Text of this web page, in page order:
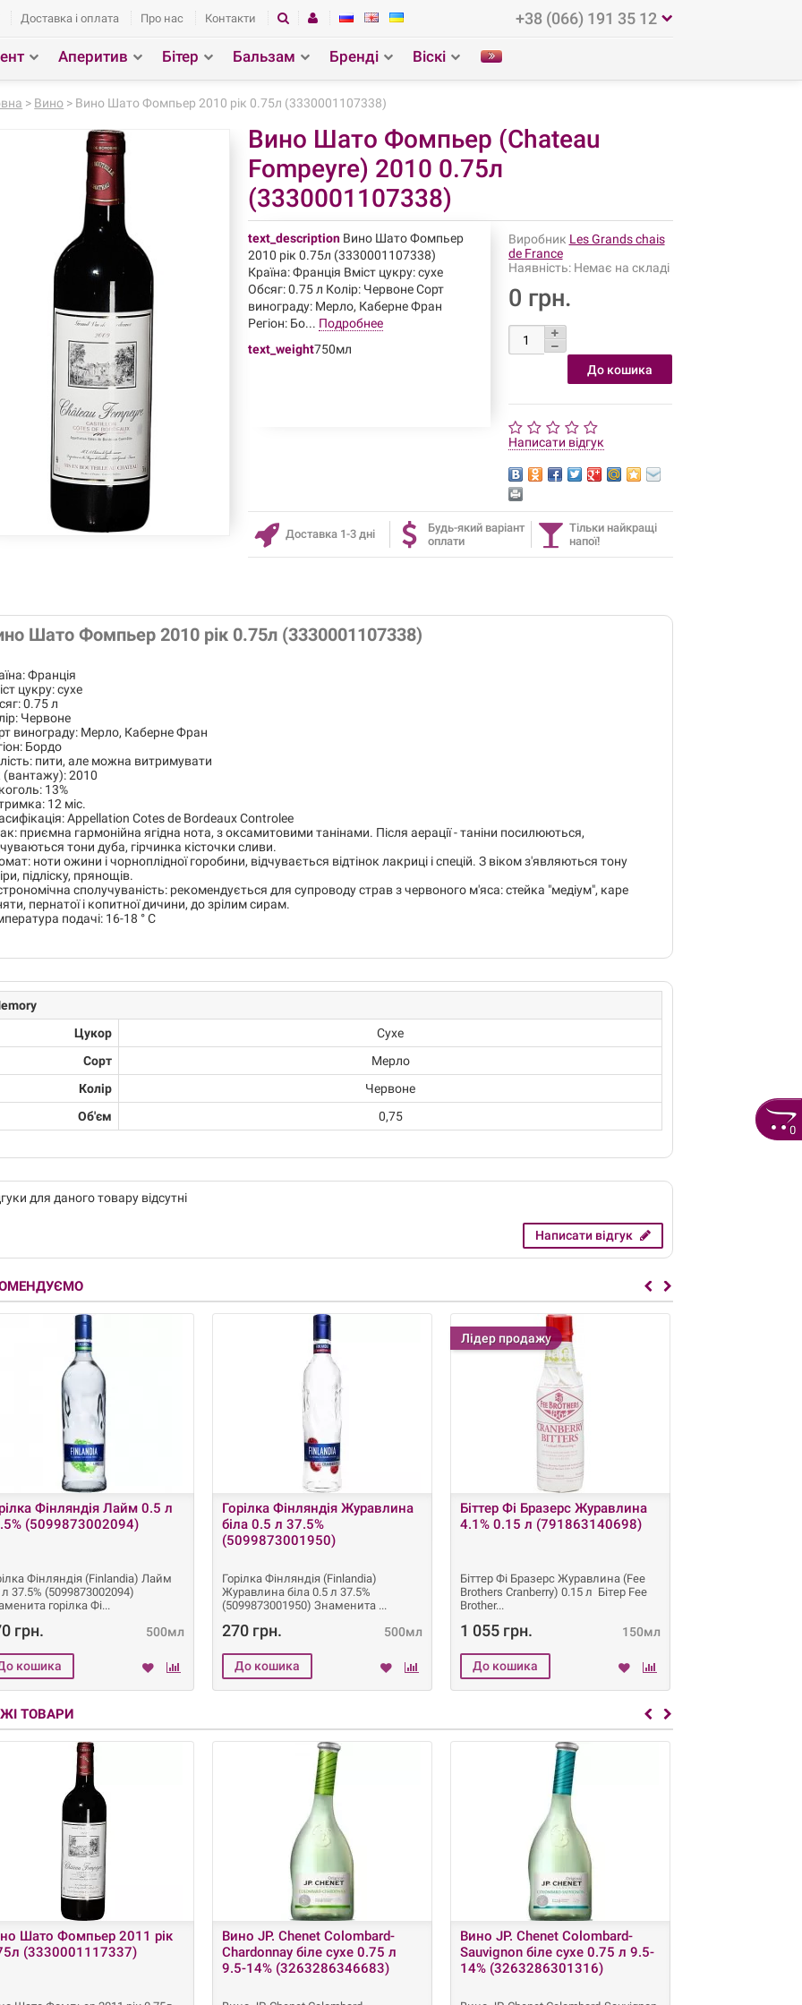
+38 (066) 191 35 12
Доставка і оплата Про нас Контакти
Аперитив Бітер Бальзам Бренді Віскі
0
Пошук
> Вино > Вино Шато Фомпьер 2010 рік 0.75л (3330001107338)
Вино Шато Фомпьер (Chateau
Fompeyre) 2010 0.75л
(3330001107338)
text_description Вино Шато Фомпьер
2010 рік 0.75л (3330001107338)
Країна: Франція Вміст цукру: сухе
Обсяг: 0.75 л Колір: Червоне Сорт
винограду: Мерло, Каберне Фран
Регіон: Бо... Подробнее
text_weight750мл
Виробник Les Grands chais
de France
Наявність: Немає на складі
0 грн.
Написати відгук
Доставка 1-3 дні
Будь-який варіант
оплати
Тільки найкращі
напої!
Шато Фомпьер 2010 рік 0.75л (3330001107338)
Франція
цукру: сухе
0.75 л
Червоне
винограду: Мерло, Каберне Фран
Бордо
пити, але можна витримувати
(вантажу): 2010
13%
12 міс.
Appellation Cotes de Bordeaux Controlee
приємна гармонійна ягідна нота, з оксамитовими танінами. Після аерації - таніни посилюються,
тони дуба, гірчинка кісточки сливи.
ноти ожини і чорноплідної горобини, відчувається відтінок лакриці і спецій. З віком з'являються тону
підліску, прянощів.
сполучуваність: рекомендується для супроводу страв з червоного м'яса: стейка "медіум", каре
пернатої і копитної дичини, до зрілим сирам.
подачі: 16-18 ° C
Цукор
Сухе
Сорт
Мерло
Колір
Червоне
Об'єм
0,75
для даного товару відсутні
Написати відгук
Фінляндія Лайм 0.5 л
(5099873002094)
Фінляндія (Finlandia) Лайм
л 37.5% (5099873002094)
горілка Фі
500мл
грн.
Горілка Фінляндія Журавлина
біла 0.5 л 37.5%
(5099873001950)
Горілка Фінляндія (Finlandia)
Журавлина біла 0.5 л 37.5%
(5099873001950) Знаменита
500мл
270 грн.
Лідер продажу
Біттер Фі Бразерс Журавлина
4.1% 0.15 л (791863140698)
Біттер Фі Бразерс Журавлина (Fee
Brothers Cranberry) 0.15 л Бітер Fee
Brother
150мл
1 055 грн.
ТОВАРИ
Шато Фомпьер 2011 рік
(3330001117337)
Вино JP. Chenet Colombard-
Chardonnay біле сухе 0.75 л
9.5-14% (3263286346683)
Вино JP. Chenet Colombard-
Sauvignon біле сухе 0.75 л 9.5-
14% (3263286301316)